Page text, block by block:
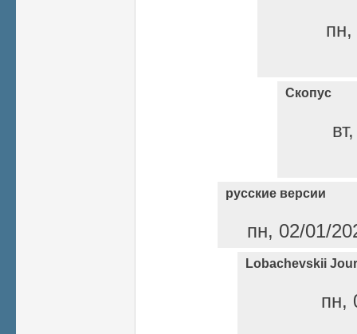
Скопус
русские версии
пн, 02/01/
Lobachevskii
пн,